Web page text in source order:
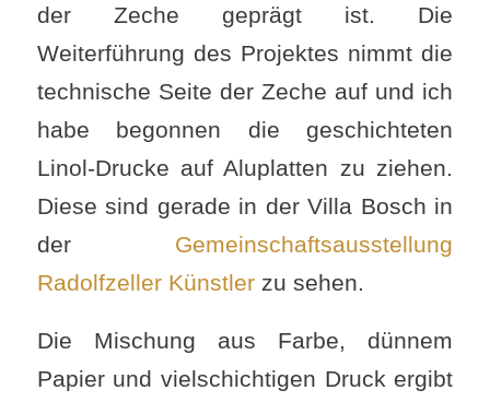
der Zeche geprägt ist. Die
Weiterführung des Projektes nimmt die
technische Seite der Zeche auf und ich
habe begonnen die geschichteten
Linol-Drucke auf Aluplatten zu ziehen.
Diese sind gerade in der Villa Bosch in
der Gemeinschaftsausstellung
Radolfzeller Künstlerzu sehen.
Die Mischung aus Farbe, dünnem
Papier und vielschichtigen Druck ergibt